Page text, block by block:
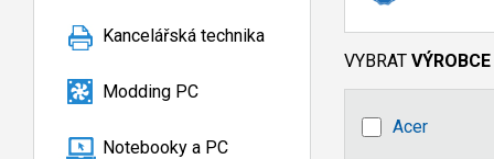
Kancelářská technika
Modding PC
Notebooky a PC
VYBRAT VÝROBCE
Acer